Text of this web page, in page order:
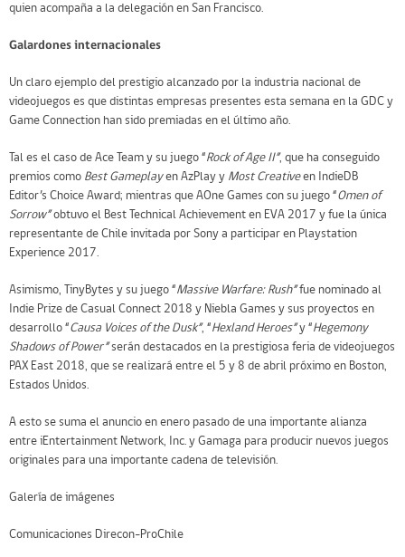
quien acompaña a la delegación en San Francisco.
Galardones internacionales
Un claro ejemplo del prestigio alcanzado por la industria nacional de
videojuegos es que distintas empresas presentes esta semana en la GDC y
Game Connection han sido premiadas en el último año.
Tal es el caso de Ace Team y su juego “Rock of Age II”, que ha conseguido
premios como Best Gameplayen AzPlay y Most Creativeen IndieDB
Editor’s Choice Award; mientras que AOne Games con su juego “Omen of
Sorrow”obtuvo el Best Technical Achievement en EVA 2017 y fue la única
representante de Chile invitada por Sony a participar en Playstation
Experience 2017.
Asimismo, TinyBytes y su juego “Massive Warfare: Rush”fue nominado al
Indie Prize de Casual Connect 2018 y Niebla Games y sus proyectos en
desarrollo “Causa Voices of the Dusk”, “Hexland Heroes”y “Hegemony
Shadows of Power”serán destacados en la prestigiosa feria de videojuegos
PAX East 2018, que se realizará entre el 5 y 8 de abril próximo en Boston,
Estados Unidos.
A esto se suma el anuncio en enero pasado de una importante alianza
entre iEntertainment Network, Inc. y Gamaga para producir nuevos juegos
originales para una importante cadena de televisión.
Galería de imágenes
Comunicaciones Direcon-ProChile